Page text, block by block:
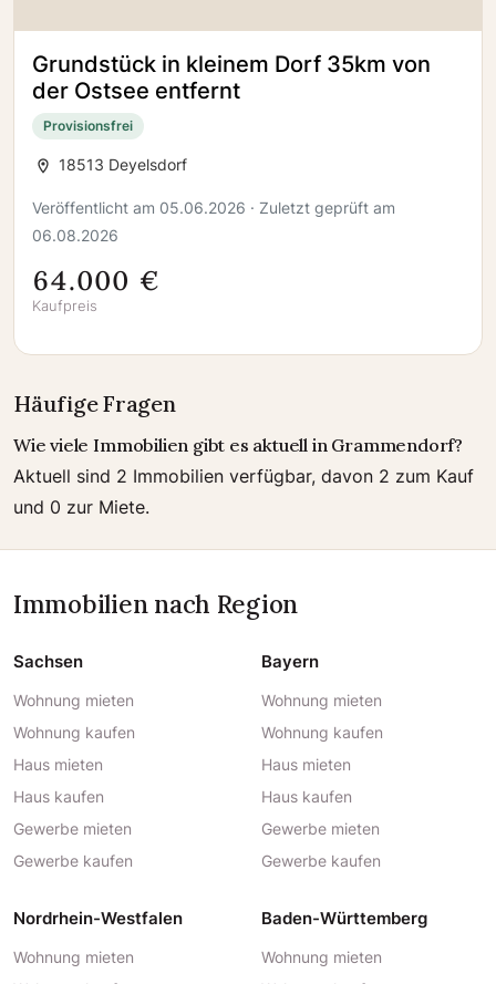
Grundstück in kleinem Dorf 35km von
der Ostsee entfernt
Provisionsfrei
18513 Deyelsdorf
Veröffentlicht am 05.06.2026 · Zuletzt geprüft am
06.08.2026
64.000 €
Kaufpreis
Häufige Fragen
Wie viele Immobilien gibt es aktuell in Grammendorf?
Aktuell sind 2 Immobilien verfügbar, davon 2 zum Kauf
und 0 zur Miete.
Immobilien nach Region
Sachsen
Wohnung mieten
Wohnung kaufen
Haus mieten
Haus kaufen
Gewerbe mieten
Gewerbe kaufen
Bayern
Wohnung mieten
Wohnung kaufen
Haus mieten
Haus kaufen
Gewerbe mieten
Gewerbe kaufen
Nordrhein-Westfalen
Wohnung mieten
Baden-Württemberg
Wohnung mieten